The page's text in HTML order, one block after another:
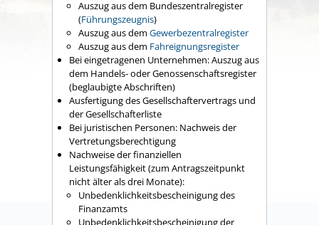
Auszug aus dem Bundeszentralregister
(Führungszeugnis)
Auszug aus dem Gewerbezentralregister
Auszug aus dem Fahreignungsregister
Bei eingetragenen Unternehmen: Auszug aus
dem Handels- oder Genossenschaftsregister
(beglaubigte Abschriften)
Ausfertigung des Gesellschaftervertrags und
der Gesellschafterliste
Bei juristischen Personen: Nachweis der
Vertretungsberechtigung
Nachweise der finanziellen
Leistungsfähigkeit (zum Antragszeitpunkt
nicht älter als drei Monate):
Unbedenklichkeitsbescheinigung des
Finanzamts